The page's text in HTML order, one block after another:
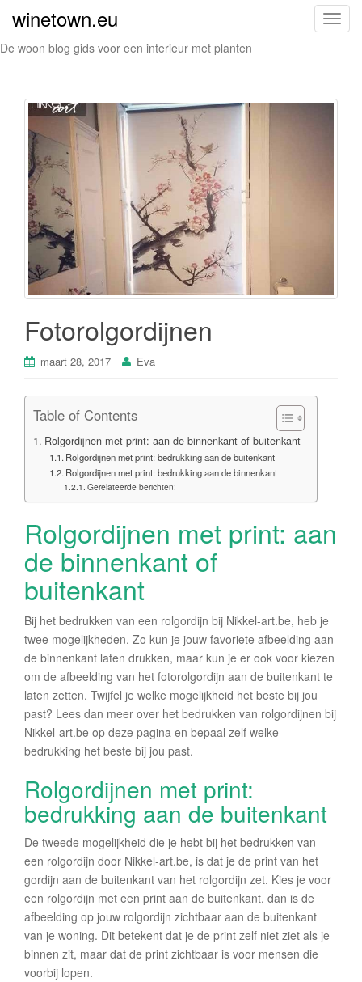
S
k
e
winetown.eu
De woon blog gids voor een interieur met planten
Fotorolgordijnen
maart 28, 2017 Eva
Table of Contents
Rolgordijnen met print: aan de binnenkant of buitenkant
Rolgordijnen met print: bedrukking aan de buitenkant
Rolgordijnen met print: bedrukking aan de binnenkant
Gerelateerde berichten:
Rolgordijnen met print: aan
de binnenkant of
buitenkant
Bij het bedrukken van een rolgordijn bij Nikkel-art.be, heb je
twee mogelijkheden. Zo kun je jouw favoriete afbeelding aan
de binnenkant laten drukken, maar kun je er ook voor kiezen
om de afbeelding van het fotorolgordijn aan de buitenkant te
laten zetten. Twijfel je welke mogelijkheid het beste bij jou
past? Lees dan meer over het bedrukken van rolgordijnen bij
Nikkel-art.be op deze pagina en bepaal zelf welke
bedrukking het beste bij jou past.
Rolgordijnen met print:
bedrukking aan de buitenkant
De tweede mogelijkheid die je hebt bij het bedrukken van
een rolgordijn door Nikkel-art.be, is dat je de print van het
gordijn aan de buitenkant van het rolgordijn zet. Kies je voor
een rolgordijn met een print aan de buitenkant, dan is de
afbeelding op jouw rolgordijn zichtbaar aan de buitenkant
van je woning. Dit betekent dat je de print zelf niet ziet als je
binnen zit, maar dat de print zichtbaar is voor mensen die
voorbij lopen.